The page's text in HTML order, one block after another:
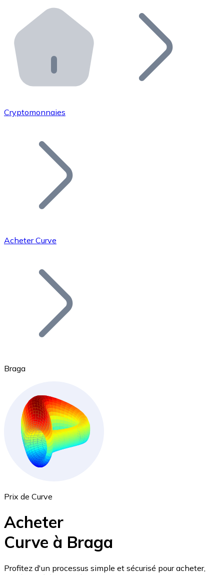
Distributeurs automatiques Bitnovo
Intégrez un ATM Bitnovo dans votre entreprise et
API Bitnovo
Intégrez notre API dans votre écosystème.
Rejoignez notre réseau de distributeurs et
Ajoutez le token de votre projet à notre service
Bitcoin
Ethereum
ETH
USD Coin
Cryptomonnaies
Acheter Curve
Braga
Prix de Curve
Acheter
Curve à Braga
Profitez d'un processus simple et sécurisé pour acheter,